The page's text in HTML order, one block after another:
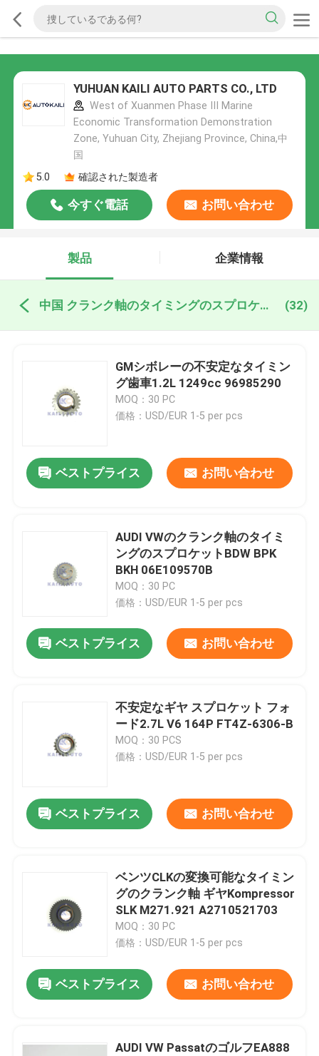
YUHUAN KAILI AUTO PARTS CO., LTD
West of Xuanmen Phase III Marine
Economic Transformation Demonstration
Zone, Yuhuan City, Zhejiang Province, China,中
国
5.0
確認された製造者
今すぐ電話 お問い合わせ
製品 企業情報
中国 クランク軸のタイミングのスプロケット (32)
GMシボレーの不安定なタイミン
グ歯車1.2L 1249cc 96985290
MOQ：30 PC
価格：USD/EUR 1-5 per pcs
ベストプライス お問い合わせ
AUDI VWのクランク軸のタイミ
ングのスプロケットBDW BPK
BKH 06E109570B
MOQ：30 PC
価格：USD/EUR 1-5 per pcs
ベストプライス お問い合わせ
不安定なギヤ スプロケット フォ
ード2.7L V6 164P FT4Z-6306-B
MOQ：30 PCS
価格：USD/EUR 1-5 per pcs
ベストプライス お問い合わせ
ベンツCLKの変換可能なタイミン
グのクランク軸 ギヤKompressor
SLK M271.921 A2710521703
MOQ：30 PC
価格：USD/EUR 1-5 per pcs
ベストプライス お問い合わせ
AUDI VW PassatのゴルフEA888